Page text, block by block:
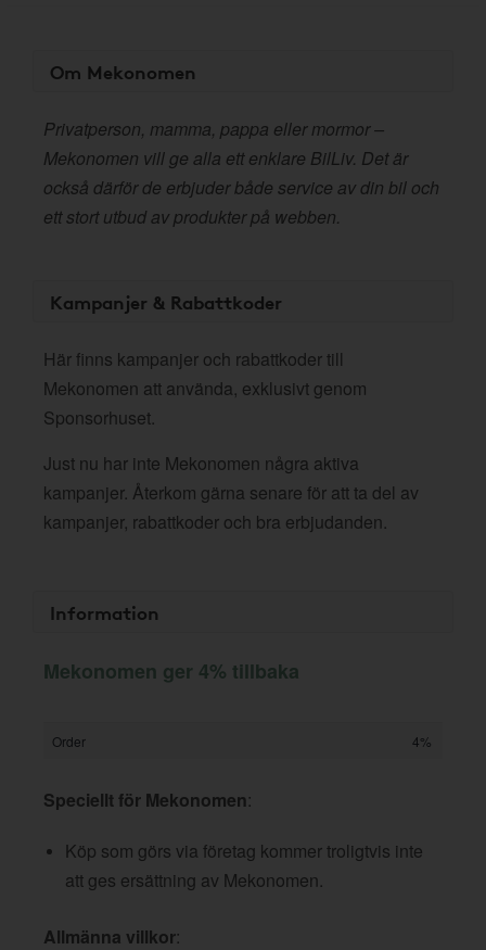
Om Mekonomen
Privatperson, mamma, pappa eller mormor –
Mekonomen vill ge alla ett enklare BilLiv. Det är
också därför de erbjuder både service av din bil och
ett stort utbud av produkter på webben.
Kampanjer & Rabattkoder
Här finns kampanjer och rabattkoder till
Mekonomen att använda, exklusivt genom
Sponsorhuset.
Just nu har inte Mekonomen några aktiva
kampanjer. Återkom gärna senare för att ta del av
kampanjer, rabattkoder och bra erbjudanden.
Information
Mekonomen ger 4% tillbaka
Order 4%
Speciellt för Mekonomen:
Köp som görs via företag kommer troligtvis inte
att ges ersättning av Mekonomen.
Allmänna villkor: